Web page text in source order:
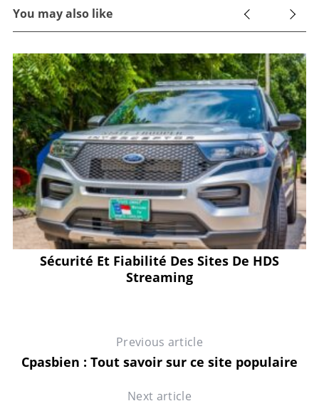
You may also like
Sécurité Et Fiabilité Des Sites De HDS
Streaming
Previous article
Cpasbien : Tout savoir sur ce site populaire
Next article